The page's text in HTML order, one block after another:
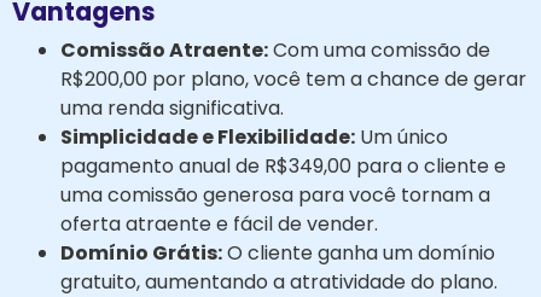
Vantagens
Comissão Atraente:Com uma comissão de
R$200,00 por plano, você tem a chance de gerar
uma renda significativa.
Simplicidade e Flexibilidade: Um único
pagamento anual de R$349,00 para o cliente e
uma comissão generosa para você tornam a
oferta atraente e fácil de vender.
Domínio Grátis:O cliente ganha um domínio
gratuito, aumentando a atratividade do plano.